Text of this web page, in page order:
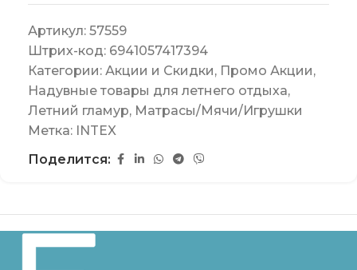
Артикул: 57559
Штрих-код: 6941057417394
Категории: Акции и Скидки, Промо Акции,
Надувные товары для летнего отдыха,
Летний гламур, Матрасы/Мячи/Игрушки
Метка:
INTEX
Поделится: